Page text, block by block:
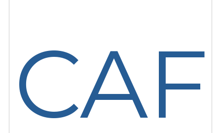
CAF